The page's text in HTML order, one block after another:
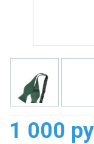
1 000